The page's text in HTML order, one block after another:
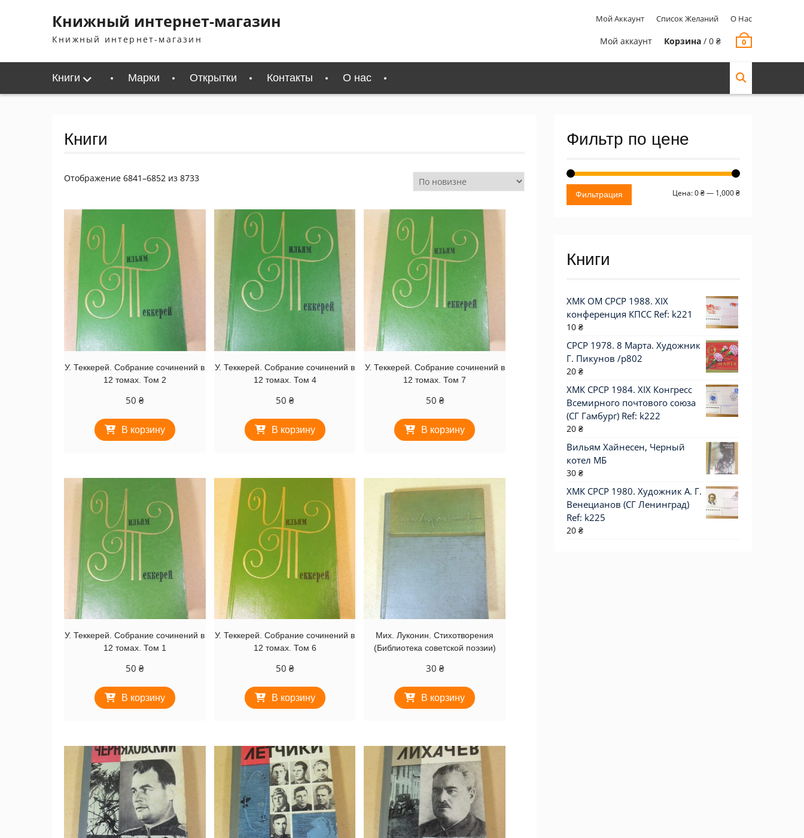
содержимомуКнижный интернет-магазин
Книжный интернет-магазин
Мой Аккаунт Список Желаний О Нас
Мой аккаунт Корзина / 0 ₴ 0
Книги Марки Открытки Контакты О нас
Книги
Отображение 6841–6852 из 8733Сортировка:
У. Теккерей. Собрание сочинений в
12 томах. Том 2
50₴
В корзину
У. Теккерей. Собрание сочинений в
12 томах. Том 4
50 ₴
В корзину
У. Теккерей. Собрание сочинений в
12 томах. Том 7
50 ₴
В корзину
У. Теккерей. Собрание сочинений в
12 томах. Том 1
50₴
В корзину
У. Теккерей. Собрание сочинений в
12 томах. Том 6
50 ₴
В корзину
Мих. Луконин. Стихотворения
(Библиотека советской поэзии)
30 ₴
В корзину
Фильтр по цене
Минимальная
Максимальная
Фильтрация Цена:0 ₴— 1,000 ₴
Книги
ХМК ОМ СРСР 1988. XIX
конференция КПСС Ref: k221
10 ₴
СРСР 1978. 8 Марта. Художник
Г. Пикунов /р802
20 ₴
ХМК СРСР 1984. XIX Конгресс
Всемирного почтового союза
(СГ Гамбург) Ref: k222
20 ₴
Вильям Хайнесен, Черный
котел МБ
30 ₴
ХМК СРСР 1980. Художник А. Г.
Венецианов (СГ Ленинград)
Ref: k225
20 ₴